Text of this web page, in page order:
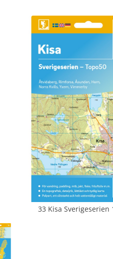
33 Kisa Sverigeserien